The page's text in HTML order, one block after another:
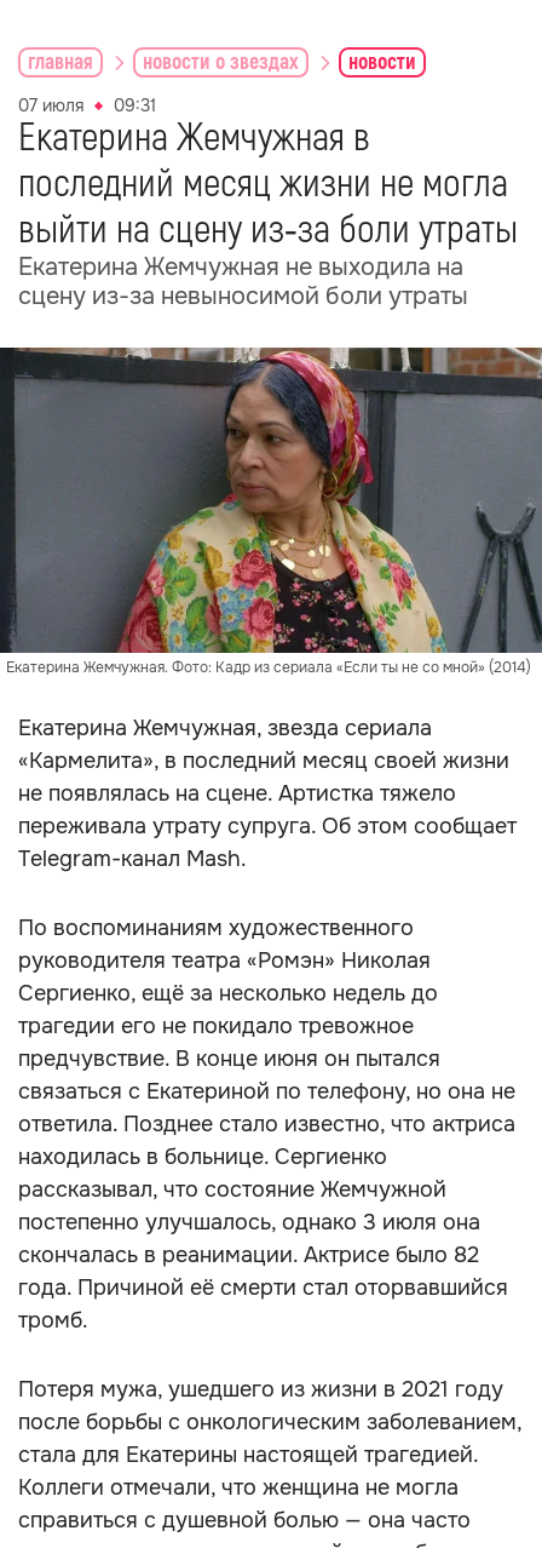
главная новости о звездах новости
07 июля 09:31
Екатерина Жемчужная в
последний месяц жизни не могла
выйти на сцену из‑за боли утраты
Екатерина Жемчужная не выходила на
сцену из-за невыносимой боли утраты
Екатерина Жемчужная. Фото: Кадр из сериала «Если ты не со мной» (2014)
Екатерина Жемчужная, звезда сериала
«Кармелита», в последний месяц своей жизни
не появлялась на сцене. Артистка тяжело
переживала утрату супруга. Об этом сообщает
Telegram-канал Mash.
По воспоминаниям художественного
руководителя театра «Ромэн» Николая
Сергиенко, ещё за несколько недель до
трагедии его не покидало тревожное
предчувствие. В конце июня он пытался
связаться с Екатериной по телефону, но она не
ответила. Позднее стало известно, что актриса
находилась в больнице. Сергиенко
рассказывал, что состояние Жемчужной
постепенно улучшалось, однако 3 июля она
скончалась в реанимации. Актрисе было 82
года. Причиной её смерти стал оторвавшийся
тромб.
Потеря мужа, ушедшего из жизни в 2021 году
после борьбы с онкологическим заболеванием,
стала для Екатерины настоящей трагедией.
Коллеги отмечали, что женщина не могла
справиться с душевной болью — она часто